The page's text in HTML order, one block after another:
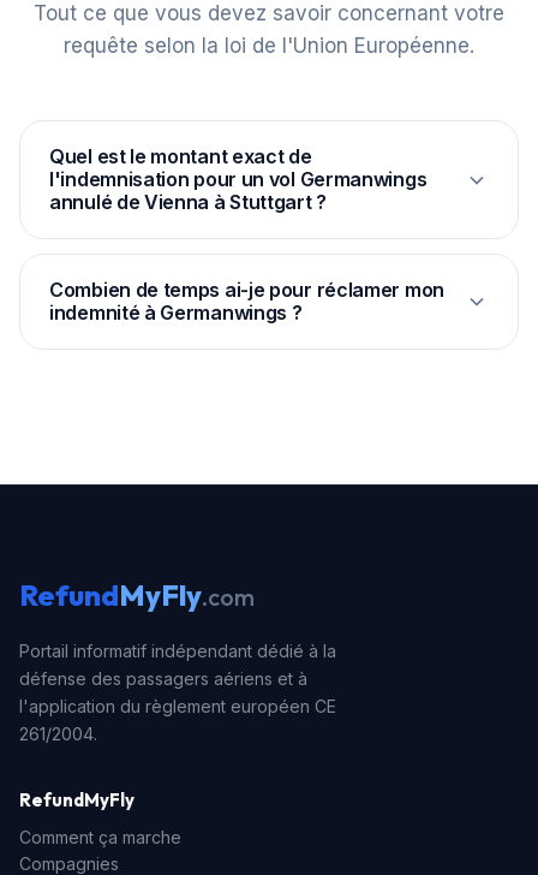
Tout ce que vous devez savoir concernant votre
requête selon la loi de l'Union Européenne.
Quel est le montant exact de
l'indemnisation pour un vol Germanwings
annulé de Vienna à Stuttgart ?
Selon le règlement européen CE 261/2004, la
distance entre VIE et STR étant de 546 km,
l'indemnité légale forfaitaire est fixée à 250 € par
passager, quel que soit le prix initial du billet d'avion.
Combien de temps ai-je pour réclamer mon
indemnité à Germanwings ?
RefundMyFly.com
Portail informatif indépendant dédié à la
défense des passagers aériens et à
l'application du règlement européen CE
261/2004.
RefundMyFly
Comment ça marche
Compagnies